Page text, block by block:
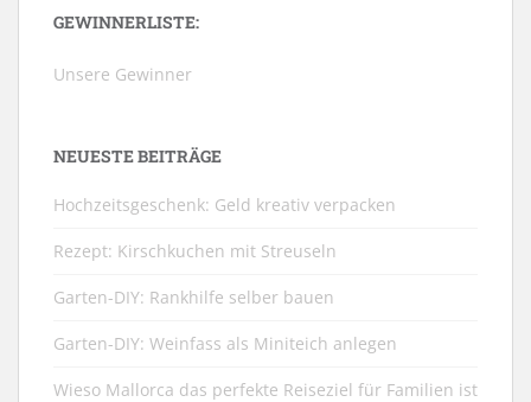
GEWINNERLISTE:
Unsere Gewinner
NEUESTE BEITRÄGE
Hochzeitsgeschenk: Geld kreativ verpacken
Rezept: Kirschkuchen mit Streuseln
Garten-DIY: Rankhilfe selber bauen
Garten-DIY: Weinfass als Miniteich anlegen
Wieso Mallorca das perfekte Reiseziel für Familien ist